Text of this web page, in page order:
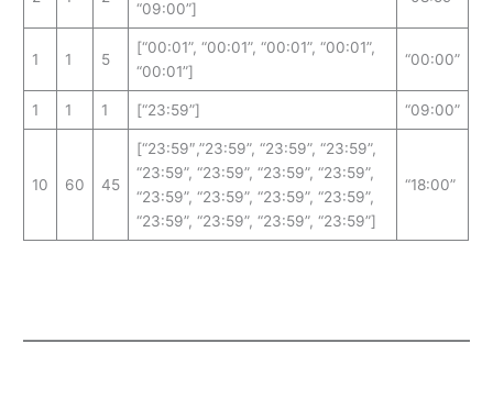
“09:00”]
1 1 5
[“00:01”, “00:01”, “00:01”, “00:01”,
“00:01”]
“00:00”
1 1 1 [“23:59”] “09:00”
10 60 45
[“23:59″,”23:59”, “23:59”, “23:59”,
“23:59”, “23:59”, “23:59”, “23:59”,
“23:59”, “23:59”, “23:59”, “23:59”,
“23:59”, “23:59”, “23:59”, “23:59”]
“18:00”